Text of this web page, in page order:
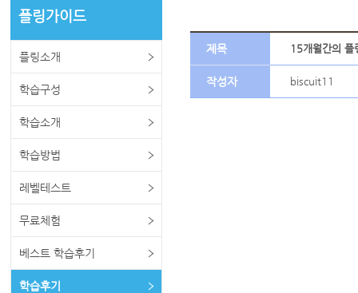
플링가이드
플링소개
학습구성
학습소개
학습방법
레벨테스트
무료체험
베스트 학습후기
학습후기
제목 15개월간의 플
작성자 biscuit11